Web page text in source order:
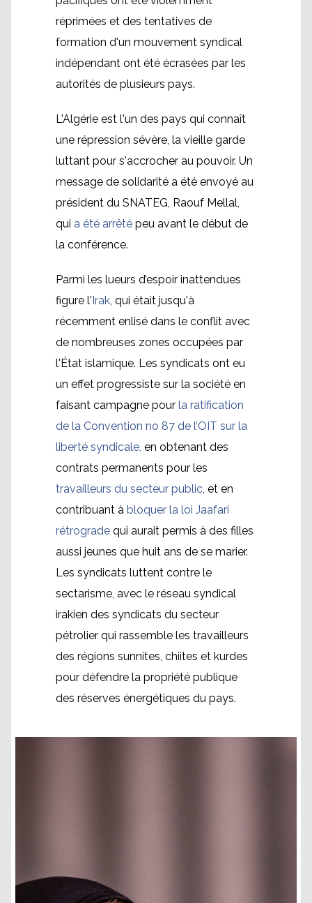
réprimées et des tentatives de
formation d'un mouvement syndical
indépendant ont été écrasées par les
autorités de plusieurs pays.
L'Algérie est l'un des pays qui connaît
une répression sévère, la vieille garde
luttant pour s'accrocher au pouvoir. Un
message de solidarité a été envoyé au
président du SNATEG, Raouf Mellal,
qui a été arrêté peu avant le début de
la conférence.
Parmi les lueurs d’espoir inattendues
figure l'Irak, qui était jusqu'à
récemment enlisé dans le conflit avec
de nombreuses zones occupées par
l'État islamique. Les syndicats ont eu
un effet progressiste sur la société en
faisant campagne pour la ratification
de la Convention no 87 de l’OIT sur la
liberté syndicale, en obtenant des
contrats permanents pour les
travailleurs du secteur public, et en
contribuant à bloquer la loi Jaafari
rétrograde qui aurait permis à des filles
aussi jeunes que huit ans de se marier.
Les syndicats luttent contre le
sectarisme, avec le réseau syndical
irakien des syndicats du secteur
pétrolier qui rassemble les travailleurs
des régions sunnites, chiites et kurdes
pour défendre la propriété publique
des réserves énergétiques du pays.